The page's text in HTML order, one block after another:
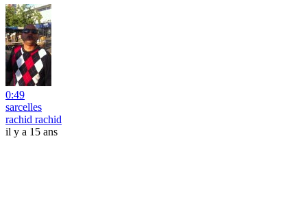
0:49
sarcelles
rachid rachid
il y a 15 ans